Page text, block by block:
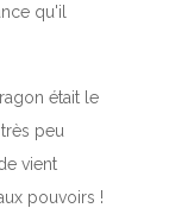
qu'il
était le
peu
vient
pouvoirs !